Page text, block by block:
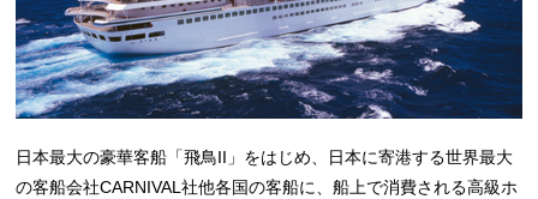
日本最大の豪華客船「飛鳥II」をはじめ、日本に寄港する世界最大
の客船会社CARNIVAL社他各国の客船に、船上で消費される高級ホ